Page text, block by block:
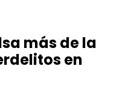
más de la
en